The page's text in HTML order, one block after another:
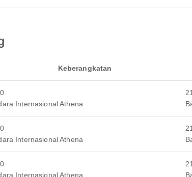
Keberangkatan
Internasional Athena
Internasional Athena
Internasional Athena